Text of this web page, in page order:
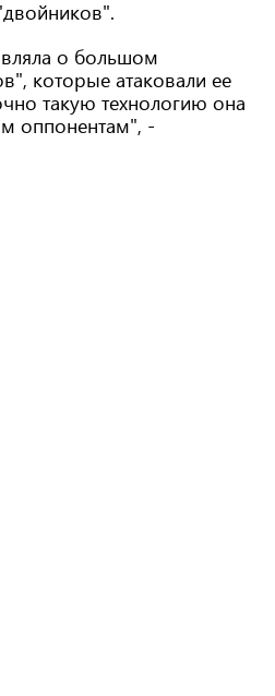
о большом
которые атаковали ее
такую технологию она
оппонентам", -